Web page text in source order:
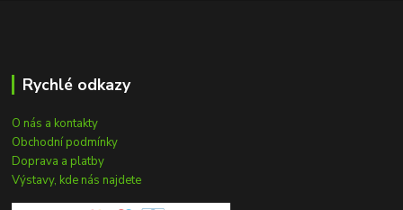
Rychlé odkazy
O nás a kontakty
Obchodní podmínky
Doprava a platby
Výstavy, kde nás najdete